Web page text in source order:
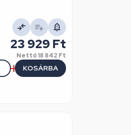
23 929 Ft
Nettó18 842 Ft
KOSÁRBA